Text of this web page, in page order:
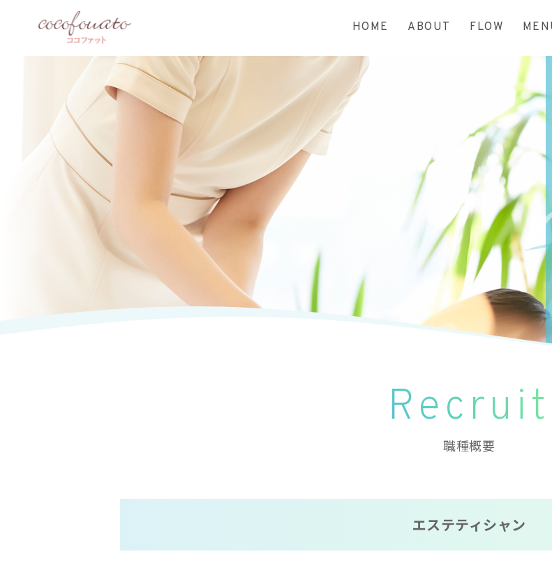
HOME ABOUT FLOW
Recruit
職種概要
エステティシャン